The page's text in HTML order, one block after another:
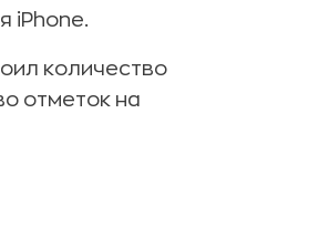
iPhone.
количество
отметок на